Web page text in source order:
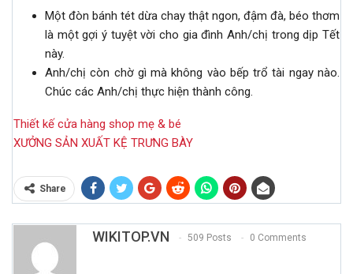
Một đòn bánh tét dừa chay thật ngon, đậm đà, béo thơm
là một gợi ý tuyệt vời cho gia đình Anh/chị trong dịp Tết
này.
Anh/chị còn chờ gì mà không vào bếp trổ tài ngay nào.
Chúc các Anh/chị thực hiện thành công.
Thiết kế cửa hàng shop mẹ & bé
XƯỞNG SẢN XUẤT KỆ TRƯNG BÀY
Share
WIKITOP.VN 509 Posts 0 Comments